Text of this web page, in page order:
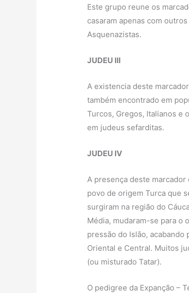
Este grupo reune os
casaram apenas com
Asquenazistas.
JUDEU III
A existencia deste
também encontrado em
Turcos, Gregos, Italianos e
em judeus sefarditas.
JUDEU IV
A presença deste marcador
povo de origem Turca que
surgiram na região do
Média, mudaram-se para o
pressão do Islão,
Oriental e Central. Muitos
(ou misturado Tatar).
O pedigree da Expanção –